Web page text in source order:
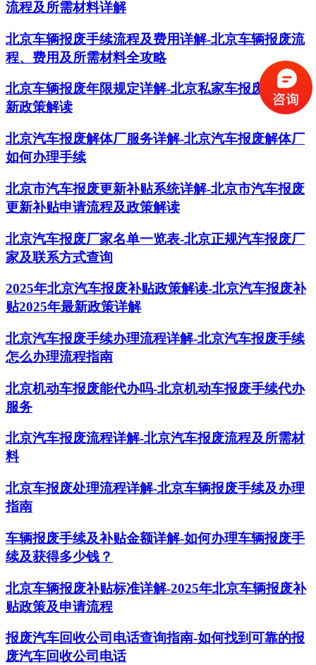
流程及所需材料详解
北京车辆报废手续流程及费用详解-北京车辆报废流
程、费用及所需材料全攻略
北京车辆报废年限规定详解-北京私家车报废年限最
新政策解读
北京汽车报废解体厂服务详解-北京汽车报废解体厂
如何办理手续
北京市汽车报废更新补贴系统详解-北京市汽车报废
更新补贴申请流程及政策解读
北京汽车报废厂家名单一览表-北京正规汽车报废厂
家及联系方式查询
2025年北京汽车报废补贴政策解读-北京汽车报废补
贴2025年最新政策详解
北京汽车报废手续办理流程详解-北京汽车报废手续
怎么办理流程指南
北京机动车报废能代办吗-北京机动车报废手续代办
服务
北京汽车报废流程详解-北京汽车报废流程及所需材
料
北京车报废处理流程详解-北京车辆报废手续及办理
指南
车辆报废手续及补贴金额详解-如何办理车辆报废手
续及获得多少钱？
北京车辆报废补贴标准详解-2025年北京车辆报废补
贴政策及申请流程
报废汽车回收公司电话查询指南-如何找到可靠的报
废汽车回收公司电话